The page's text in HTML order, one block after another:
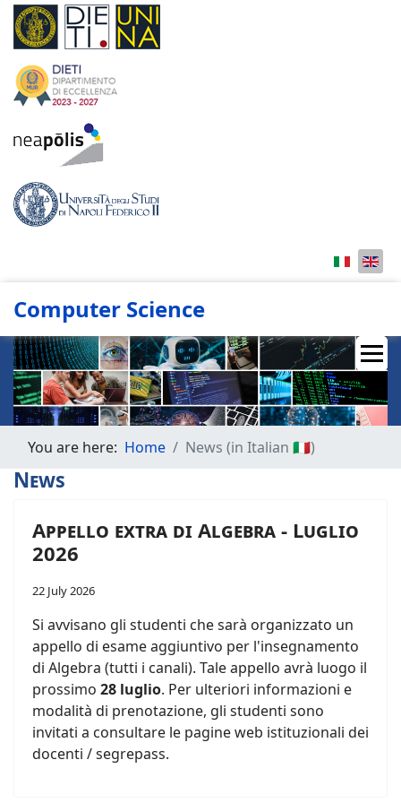
Computer Science
You are here: Home News (in Italian 🇮🇹)
News
Appello extra di Algebra - Luglio
2026
22 July 2026
Si avvisano gli studenti che sarà organizzato un
appello di esame aggiuntivo per l'insegnamento
di Algebra (tutti i canali). Tale appello avrà luogo il
prossimo 28 luglio. Per ulteriori informazioni e
modalità di prenotazione, gli studenti sono
invitati a consultare le pagine web istituzionali dei
docenti / segrepass.